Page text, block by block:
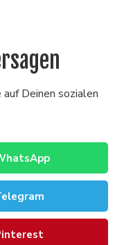
Deinen sozialen